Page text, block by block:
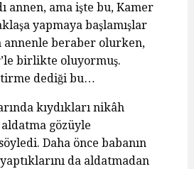
annen, ama işte bu, Kamer
yapmaya başlamışlar
annenle beraber olurken,
birlikte oluyormuş.
dediği bu…
kıydıkları nikâh
gözüyle
Daha önce babanın
da aldatmadan